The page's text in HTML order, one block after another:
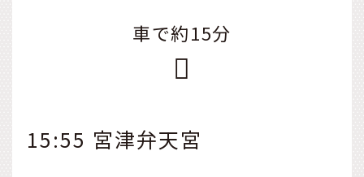
車で約15分
15:55 宮津弁天宮